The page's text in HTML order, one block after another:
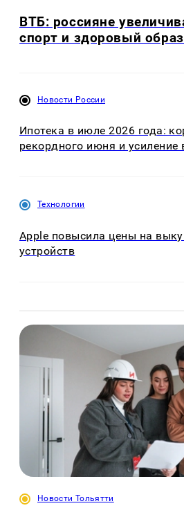
ВТБ: россияне
спорт и здоровый
Новости России
Ипотека в июле 2026 года:
рекордного июня и усиление
Технологии
Apple повысила цены на
устройств
Новости Тольятти